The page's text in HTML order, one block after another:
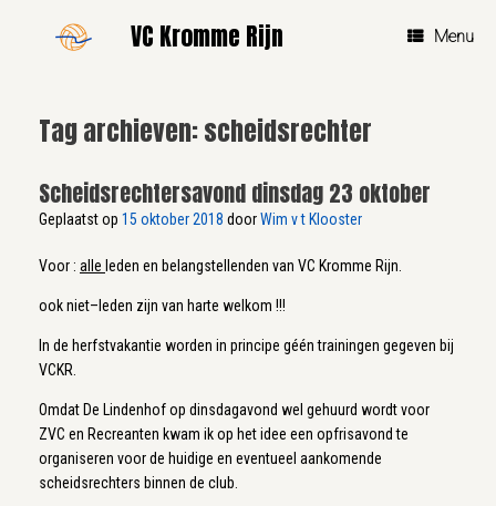
VC Kromme Rijn Menu
Tag archieven:scheidsrechter
Scheidsrechtersavond dinsdag 23 oktober
Geplaatst op 15 oktober 2018 doorWim v t Klooster
Voor : alle leden en belangstellenden van VC Kromme Rijn.
ook niet–leden zijn van harte welkom !!!
In de herfstvakantie worden in principe géén trainingen gegeven bij
VCKR.
Omdat De Lindenhof op dinsdagavond wel gehuurd wordt voor
ZVC en Recreanten kwam ik op het idee een opfrisavond te
organiseren voor de huidige en eventueel aankomende
scheidsrechters binnen de club.